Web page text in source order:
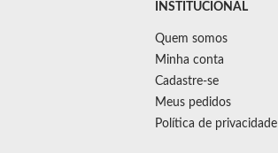
INSTITUCIONAL
Quem somos
Minha conta
Cadastre-se
Meus pedidos
Política de privacidade